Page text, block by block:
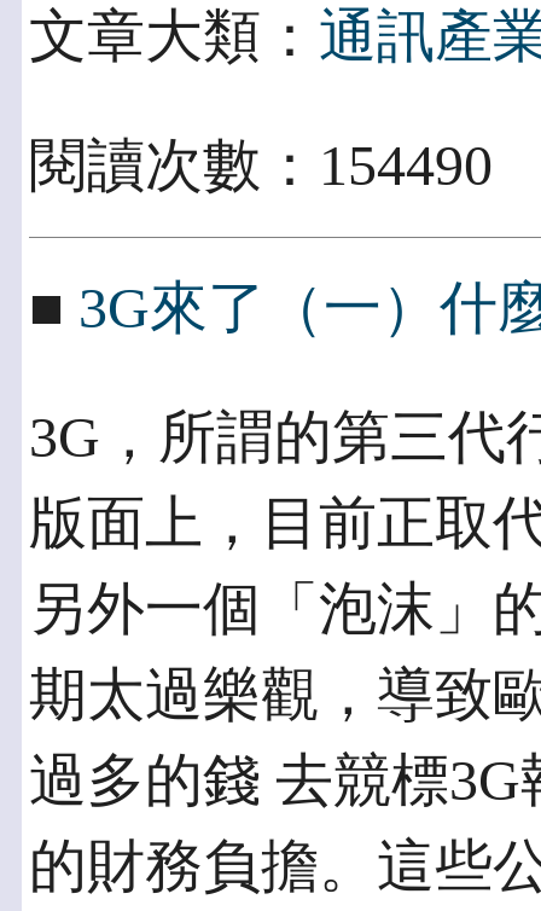
文章大類： 通訊產
閱讀次數：
■ 3G來了（一）什
3G，所謂的第三代
版面上，目前正取
另外一個「泡沫」
期太過樂觀，導致
過多的錢 去競標
的財務負擔。這些